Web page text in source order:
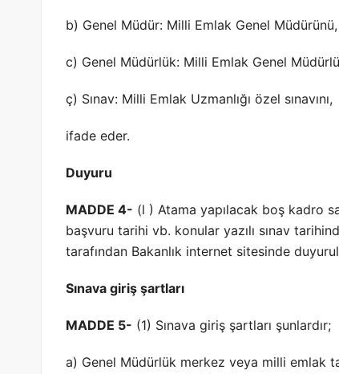
b) Genel Müdür: Milli Emlak Genel Müdürünü,
c) Genel Müdürlük: Milli Emlak Genel
ç) Sınav: Milli Emlak Uzmanlığı özel sınavını,
ifade eder.
Duyuru
MADDE 4- (l ) Atama yapılacak boş kadro
başvuru tarihi vb. konular yazılı sınav
tarafından Bakanlık internet sitesinde
Sınava giriş şartları
MADDE 5- (1) Sınava giriş şartları şunlardır;
a) Genel Müdürlük merkez veya milli emlak